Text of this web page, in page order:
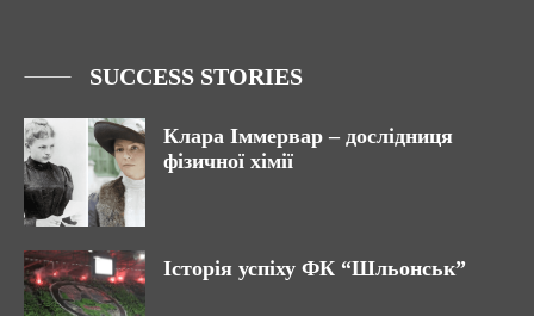
SUCCESS STORIES
Клара Іммервар – дослідниця
фізичної хімії
Історія успіху ФК “Шльонськ”